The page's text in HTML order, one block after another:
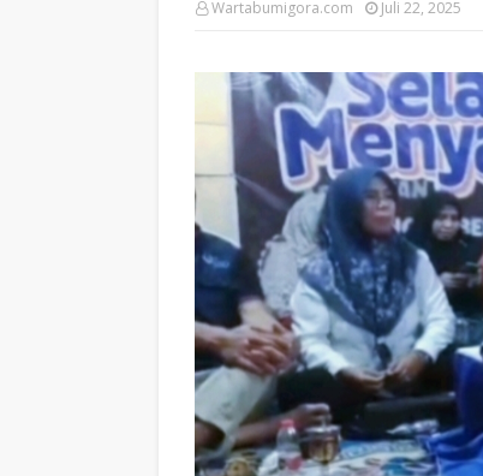
Wartabumigora.com Juli 22, 2025